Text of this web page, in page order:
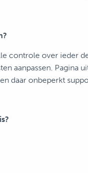
controle over ieder
aanpassen. Pagina
daar onbeperkt